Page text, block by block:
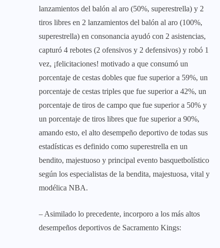
lanzamientos del balón al aro (50%, superestrella) y 2
tiros libres en 2 lanzamientos del balón al aro (100%,
superestrella) en consonancia ayudó con 2 asistencias,
capturó 4 rebotes (2 ofensivos y 2 defensivos) y robó 1
vez, ¡felicitaciones! motivado a que consumó un
porcentaje de cestas dobles que fue superior a 59%, un
porcentaje de cestas triples que fue superior a 42%, un
porcentaje de tiros de campo que fue superior a 50% y
un porcentaje de tiros libres que fue superior a 90%,
amando esto, el alto desempeño deportivo de todas sus
estadísticas es definido como superestrella en un
bendito, majestuoso y principal evento basquetbolístico
según los especialistas de la bendita, majestuosa, vital y
modélica NBA.
– Asimilado lo precedente, incorporo a los más altos
desempeños deportivos de Sacramento Kings: